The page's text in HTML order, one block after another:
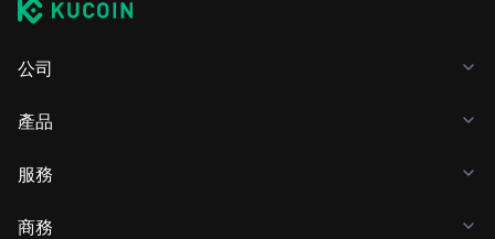
公司
產品
服務
商務